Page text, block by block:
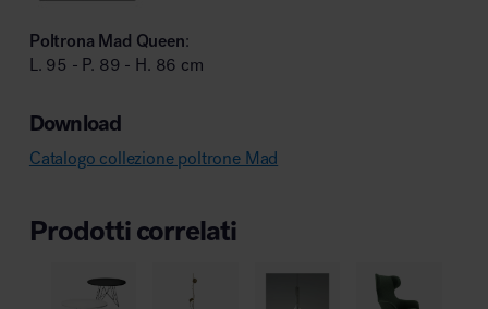
Poltrona Mad Queen:
L. 95 - P. 89 - H. 86 cm
Download
Catalogo collezione poltrone Mad
Prodotti correlati